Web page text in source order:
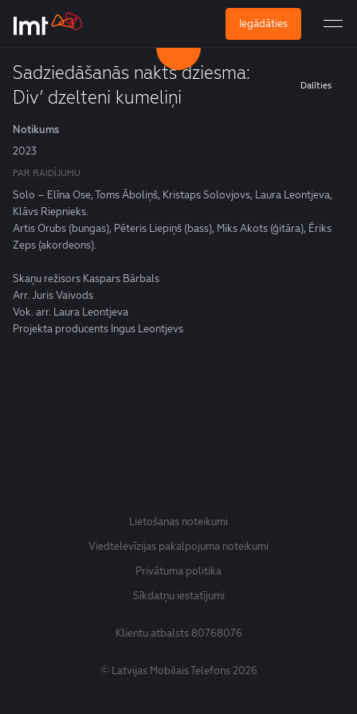
Iegādāties
Sadziedāšanās nakts dziesma:
Div’ dzelteni kumeliņi
Dalīties
Notikums
2023
PAR RAIDĪJUMU
Solo – Elīna Ose, Toms Āboliņš, Kristaps Solovjovs, Laura Leontjeva,
Klāvs Riepnieks.
Artis Orubs (bungas), Pēteris Liepiņš (bass), Miks Akots (ģitāra), Ēriks
Zeps (akordeons).
Skaņu režisors Kaspars Bārbals
Arr. Juris Vaivods
Vok. arr. Laura Leontjeva
Projekta producents Ingus Leontjevs
Lietošanas noteikumi
Viedtelevīzijas pakalpojuma noteikumi
Privātuma politika
Sīkdatņu iestatījumi
Klientu atbalsts80768076
© Latvijas Mobilais Telefons 2026